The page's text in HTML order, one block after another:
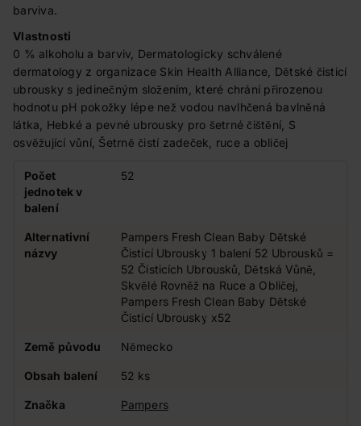
barviva.
Vlastnosti
0 % alkoholu a barviv, Dermatologicky schválené
dermatology z organizace Skin Health Alliance, Dětské čisticí
ubrousky s jedinečným složením, které chrání přirozenou
hodnotu pH pokožky lépe než vodou navlhčená bavlněná
látka, Hebké a pevné ubrousky pro šetrné čištění, S
osvěžující vůní, Šetrně čistí zadeček, ruce a obličej
Počet
jednotek v
balení
52
Alternativní
názvy
Pampers Fresh Clean Baby Dětské
Čisticí Ubrousky 1 balení 52 Ubrousků =
52 Čisticích Ubrousků, Dětská Vůně,
Skvělé Rovněž na Ruce a Obličej,
Pampers Fresh Clean Baby Dětské
Čisticí Ubrousky x52
Země původu Německo
Obsah balení 52 ks
Značka Pampers